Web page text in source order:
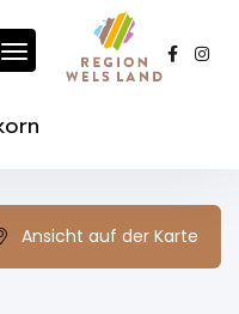
Ansicht auf der Karte